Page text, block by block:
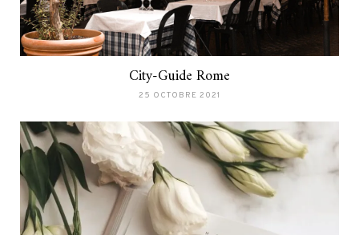
City-Guide Rome
25 OCTOBRE 2021